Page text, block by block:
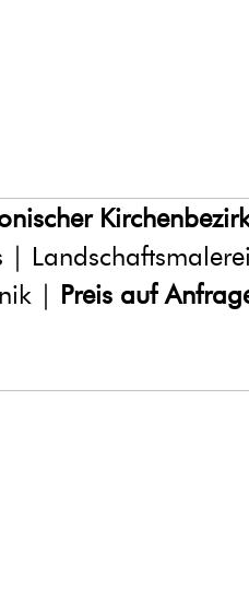
|
| Preis auf